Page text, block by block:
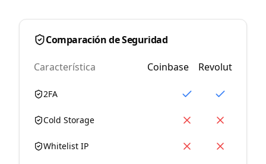
Comparación de Seguridad
Característica Coinbase Revolut
2FA
Cold Storage
Whitelist IP